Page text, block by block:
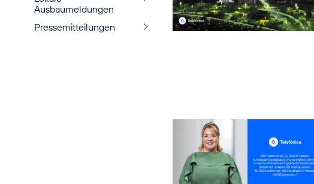
Ausbaumeldungen
Pressemitteilungen